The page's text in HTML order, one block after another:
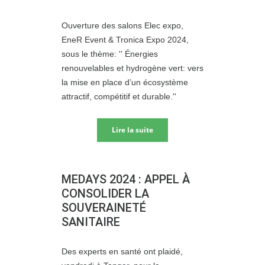
Ouverture des salons Elec expo,
EneR Event & Tronica Expo 2024,
sous le thème: '' Énergies
renouvelables et hydrogène vert: vers
la mise en place d’un écosystème
attractif, compétitif et durable.''
Lire la suite
MEDAYS 2024 : APPEL À
CONSOLIDER LA
SOUVERAINETÉ
SANITAIRE
Des experts en santé ont plaidé,